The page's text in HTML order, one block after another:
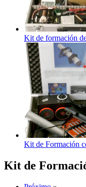
Kit de formación
Kit de Formación
Kit de